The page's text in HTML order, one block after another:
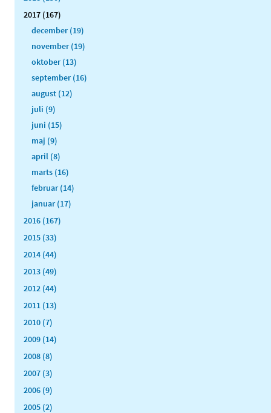
2017 (167)
december (19)
november (19)
oktober (13)
september (16)
august (12)
juli (9)
juni (15)
maj (9)
april (8)
marts (16)
februar (14)
januar (17)
2016 (167)
2015 (33)
2014 (44)
2013 (49)
2012 (44)
2011 (13)
2010 (7)
2009 (14)
2008 (8)
2007 (3)
2006 (9)
2005 (2)